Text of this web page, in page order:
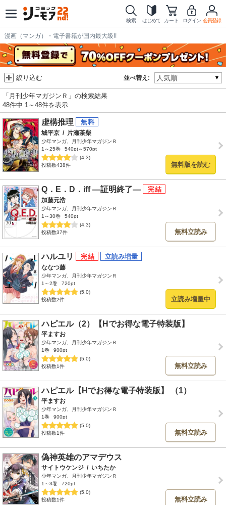
検索 はじめて カート ログイン 会員登録
漫画（マンガ）・電子書籍が国内最大級!!
並べ替え:
絞り込む
「月刊少年マガジンＲ」の検索結果
48件中 1～48件を表示
虚構推理
城平京 / 片瀬茶柴
少年マンガ、月刊少年マガジンＲ
1～25巻
540pt～570pt
(4.3)
投稿数438件
無料版を読む
Q．E．D．iff ―証明終了―
加藤元浩
少年マンガ、月刊少年マガジンＲ
1～30巻
540pt
(4.3)
投稿数37件
無料立読み
ハルユリ
ななつ藤
少年マンガ、月刊少年マガジンＲ
1～2巻
720pt
(5.0)
投稿数2件
立読み増量中
ハピエル（2）【Hでお得な電子特装版】
平ますお
少年マンガ、月刊少年マガジンＲ
1巻
900pt
(5.0)
投稿数1件
無料立読み
ハピエル【Hでお得な電子特装版】 （1）
平ますお
少年マンガ、月刊少年マガジンＲ
1巻
900pt
(5.0)
投稿数1件
無料立読み
偽神英雄のアマデウス
サイトウケンジ / いちたか
少年マンガ、月刊少年マガジンＲ
1～3巻
720pt
(5.0)
投稿数1件
無料立読み